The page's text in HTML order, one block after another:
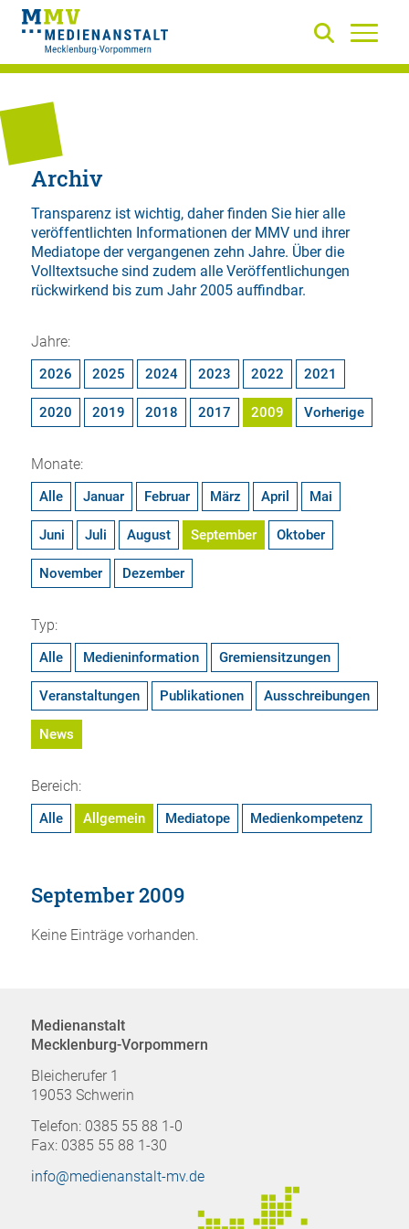
Archiv
Transparenz ist wichtig, daher finden Sie hier alle
veröffentlichten Informationen der MMV und ihrer
Mediatope der vergangenen zehn Jahre. Über die
Volltextsuchesind zudem alle Veröffentlichungen
rückwirkend bis zum Jahr 2005 auffindbar.
Jahre:
2026 2025 2024 2023 2022 2021
2020 2019 2018 2017 2009 Vorherige
Monate:
Alle Januar Februar März April Mai
Juni Juli August September Oktober
November Dezember
Typ:
Alle Medieninformation Gremiensitzungen
Veranstaltungen Publikationen Ausschreibungen
News
Bereich:
Alle Allgemein Mediatope Medienkompetenz
September 2009
Keine Einträge vorhanden.
Medienanstalt
Mecklenburg-Vorpommern
Bleicherufer 1
19053 Schwerin
Telefon: 0385 55 88 1-0
Fax: 0385 55 88 1-30
info@medienanstalt-mv.de